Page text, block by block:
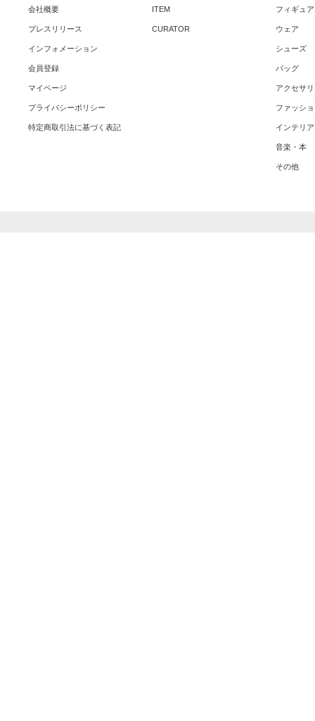
会社概要
プレスリリース
インフォメーション
会員登録
マイページ
プライバシーポリシー
特定商取引法に基づく表記
ITEM
CURATOR
フィギュ
ウェア
シューズ
バッグ
アクセサ
ファッシ
インテリア
音楽・本
その他